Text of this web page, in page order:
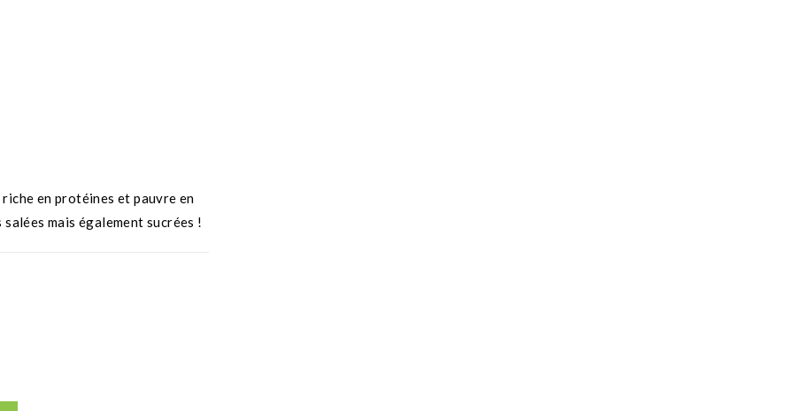
en protéines et pauvre en
mais également sucrées !